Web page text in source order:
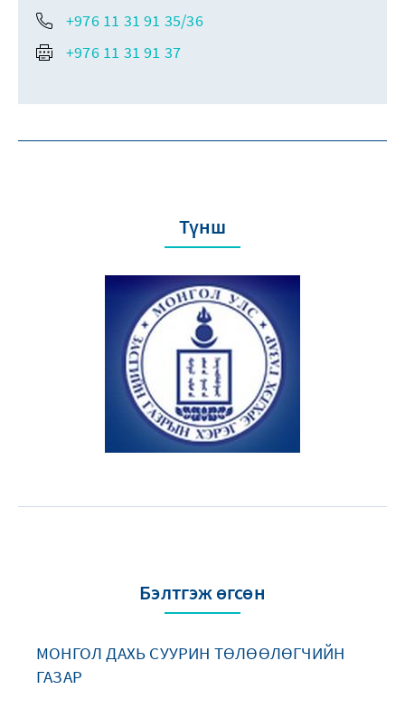
+976 11 31 91 35/36
+976 11 31 91 37
Түнш
Бэлтгэж өгсөн
МОНГОЛ ДАХЬ СУУРИН ТӨЛӨӨЛӨГЧИЙН
ГАЗАР